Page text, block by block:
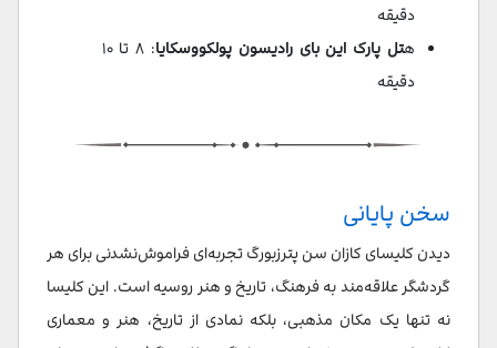
دقیقه
هتل پارک این بای رادیسون پولکووسکایا
: ۸ تا ۱۰
دقیقه
سخن پایانی
دیدن کلیسای کازان سن پترزبورگ تجربه‌ای فراموش‌نشدنی برای هر
گردشگر علاقه‌مند به فرهنگ، تاریخ و هنر روسیه است. این کلیسا
نه تنها یک مکان مذهبی، بلکه نمادی از تاریخ، هنر و معماری